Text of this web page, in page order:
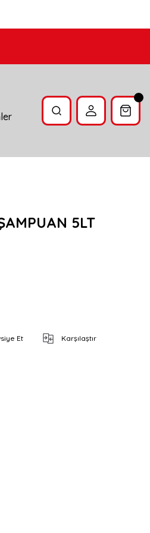
5LT
Et Karşılaştır